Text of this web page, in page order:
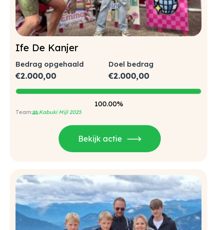
Bekijk actie
👥Kabuki Mijl 2025
Ife De Kanjer
100.00%
€2.000,00
Doel bedrag
€2.000,00
Bedrag opgehaald